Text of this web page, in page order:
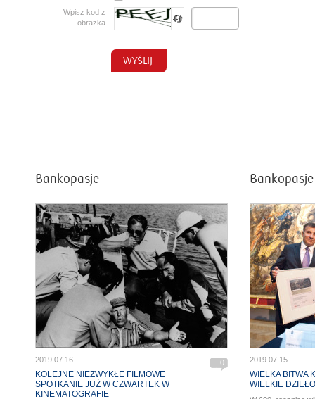
Wpisz kod z
obrazka
Bankopasje
0
2019.07.16
KOLEJNE NIEZWYKŁE FILMOWE
SPOTKANIE JUŻ W CZWARTEK W
KINEMATOGRAFIE
Bankopasje
2019.07.15
WIELKA BITWA
WIELKIE DZIEŁO